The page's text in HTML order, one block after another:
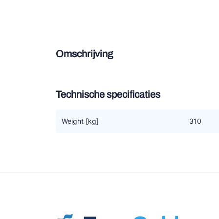
Omschrijving
Technische specificaties
Weight [kg] 310